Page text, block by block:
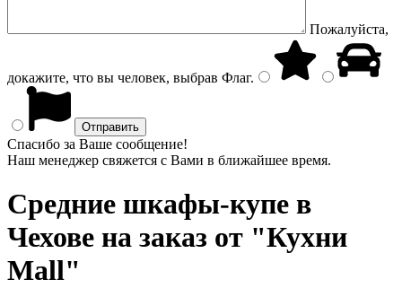
Пожалуйста,
докажите, что вы человек, выбрав Флаг.
Спасибо за Ваше сообщение!
Наш менеджер свяжется с Вами в ближайшее время.
Средние шкафы-купе в
Чехове на заказ от "Кухни
Mall"